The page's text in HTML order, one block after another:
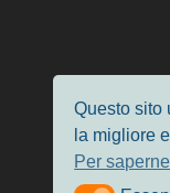
Questo sito
la migliore
Per